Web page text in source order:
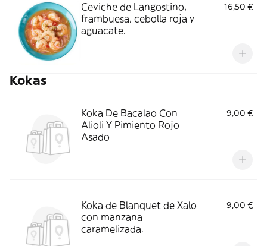
Ceviche de Langostino,
frambuesa, cebolla roja y
aguacate.
16,50 €
Kokas
Koka De Bacalao Con
Alioli Y Pimiento Rojo
Asado
9,00 €
Koka de Blanquet de Xalo
con manzana
caramelizada.
9,00 €